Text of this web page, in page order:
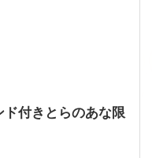
ド付きとらのあな限